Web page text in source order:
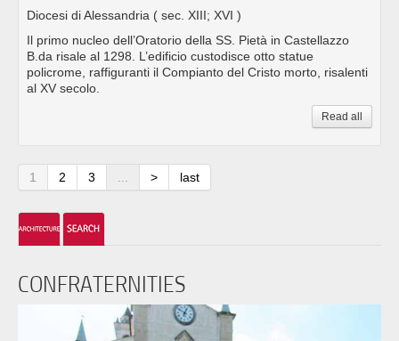
Diocesi di Alessandria ( sec. XIII; XVI )
Il primo nucleo dell’Oratorio della SS. Pietà in Castellazzo
B.da risale al 1298. L’edificio custodisce otto statue
policrome, raffiguranti il Compianto del Cristo morto, risalenti
al XV secolo.
Read all
1 2 3 ... > last
CONFRATERNITIES